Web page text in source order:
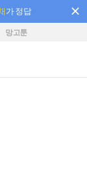
가 정답
워진 AI 부스터 요금제
망고툰